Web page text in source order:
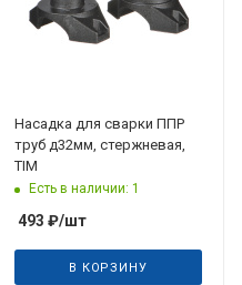
Насадка для сварки ППР
труб д32мм, стержневая,
TIM
Есть в наличии: 1
493 ₽/шт
В КОРЗИНУ